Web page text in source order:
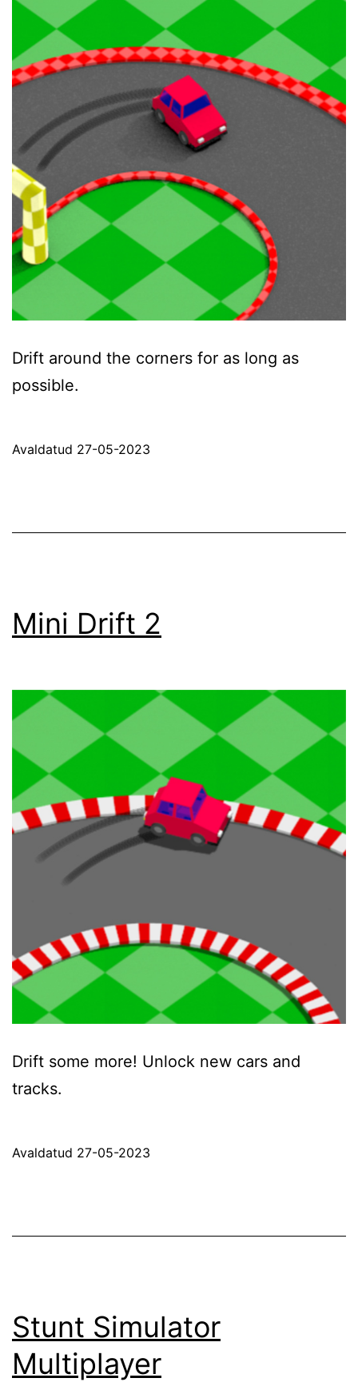
Drift around the corners for as long as
possible.
Avaldatud 27-05-2023
Mini Drift 2
Drift some more! Unlock new cars and
tracks.
Avaldatud 27-05-2023
Stunt Simulator
Multiplayer